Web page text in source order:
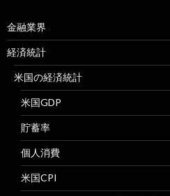
金融業界
経済統計
米国の経済統計
米国GDP
貯蓄率
個人消費
米国CPI